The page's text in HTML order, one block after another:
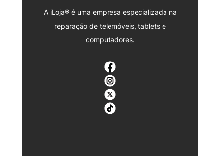
A iLoja® é uma empresa especializada na
reparação de telemóveis, tablets e
computadores.